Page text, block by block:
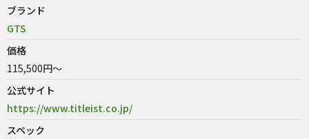
ブランド
GTS
価格
115,500円～
公式サイト
https://www.titleist.co.jp/
スペック